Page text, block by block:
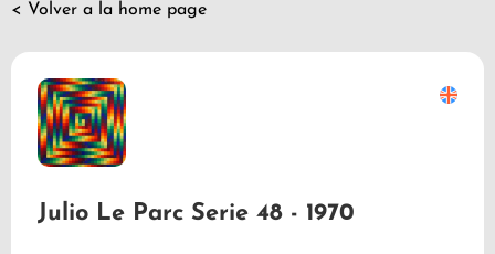
< Volver a la home page
Julio Le Parc Serie 48 - 1970